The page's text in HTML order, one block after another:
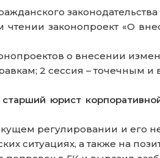
чтении законопроект «О
о внесении
2 сессия –
юрист
регулировании и его
ситуациях, а также на